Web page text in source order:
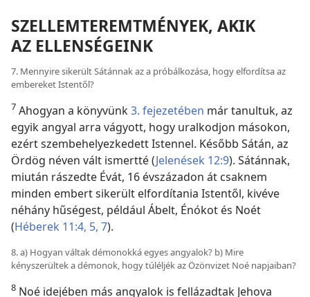
SZELLEMTEREMTMÉNYEK, AKIK
AZ ELLENSÉGEINK
7. Mennyire sikerült Sátánnak az a próbálkozása, hogy elfordítsa az
embereket Istentől?
7 Ahogyan a könyvünk3. fejezetében már tanultuk, az
egyik angyal arra vágyott, hogy uralkodjon másokon,
ezért szembehelyezkedett Istennel. Később Sátán, az
Ördög néven vált ismertté (Jelenések 12:9). Sátánnak,
miután rászedte Évát, 16 évszázadon át csaknem
minden embert sikerült elfordítania Istentől, kivéve
néhány hűségest, például Ábelt, Énókot és Noét
(Héberek 11:4, 5, 7).
8. a) Hogyan váltak démonokká egyes angyalok? b) Mire
kényszerültek a démonok, hogy túléljék az Özönvizet Noé napjaiban?
8 Noé idejében más angyalok is fellázadtak Jehova